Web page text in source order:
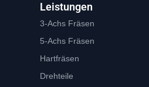
Leistungen
3-Achs Fräsen
5-Achs Fräsen
Hartfräsen
Drehteile